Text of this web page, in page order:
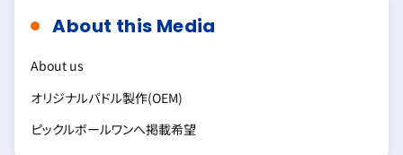
About this Media
About us
オリジナルパドル製作(OEM)
ピックルボールワンへ掲載希望